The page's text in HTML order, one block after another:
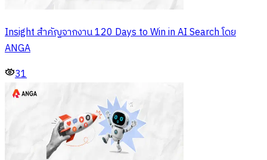
Insight สำคัญจากงาน 120 Days to Win in AI Search โดย
ANGA
31